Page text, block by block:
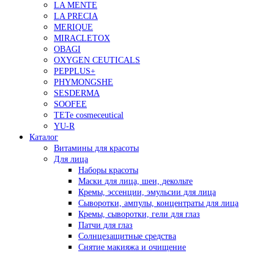
LA MENTE
LA PRECIA
MERIQUE
MIRACLETOX
OBAGI
OXYGEN CEUTICALS
PEPPLUS+
PHYMONGSHE
SESDERMA
SOOFEE
TETe cosmeceutical
YU-R
Каталог
Витамины для красоты
Для лица
Наборы красоты
Маски для лица, шеи, декольте
Кремы, эссенции, эмульсии для лица
Сыворотки, ампулы, концентраты для лица
Кремы, сыворотки, гели для глаз
Патчи для глаз
Солнцезащитные средства
Снятие макияжа и очищение